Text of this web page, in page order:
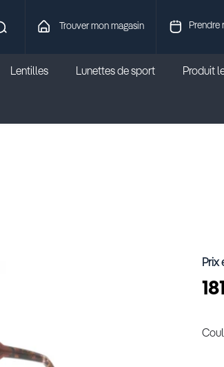
Prendre
Trouver mon magasin
Lentilles Lunettes de sport Produit
Prix